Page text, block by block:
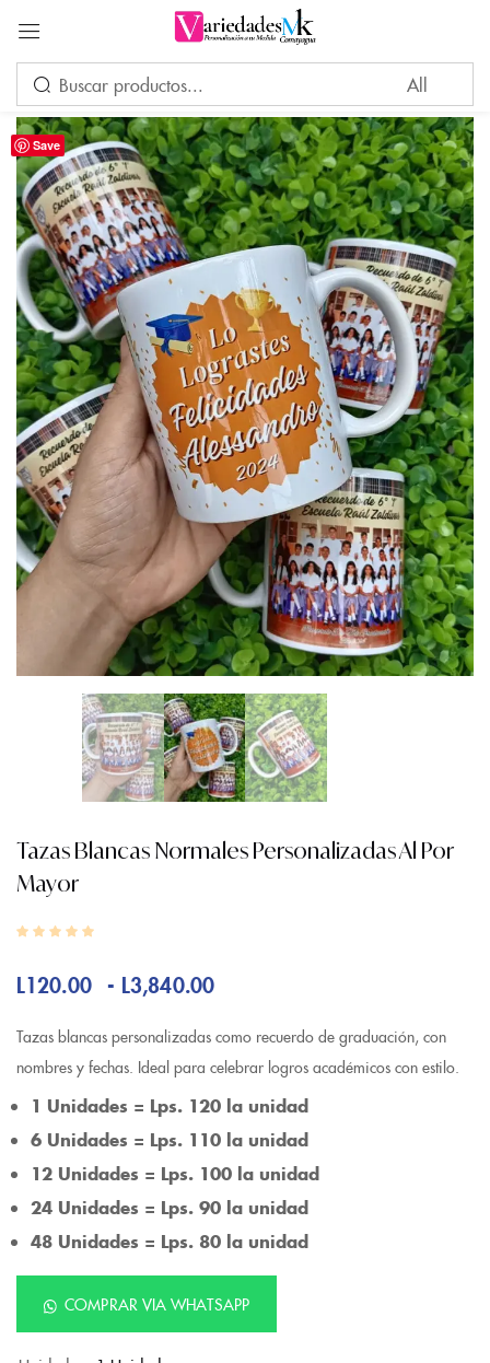
Save
Tazas Blancas Normales Personalizadas Al Por
Mayor
L120.00 - L3,840.00
Tazas blancas personalizadas como recuerdo de graduación, con
nombres y fechas. Ideal para celebrar logros académicos con estilo.
1 Unidades = Lps. 120 la unidad
6 Unidades = Lps. 110 la unidad
12 Unidades = Lps. 100 la unidad
24 Unidades = Lps. 90 la unidad
48 Unidades = Lps. 80 la unidad
COMPRAR VIA WHATSAPP
Acceder
Por favor, introduce una respuesta en dígitos:
4 × cuatro =
Recuérdame ¿Ha perdido su contraseña?
INICIAR SESIÓN
CREAR UNA CUENTA